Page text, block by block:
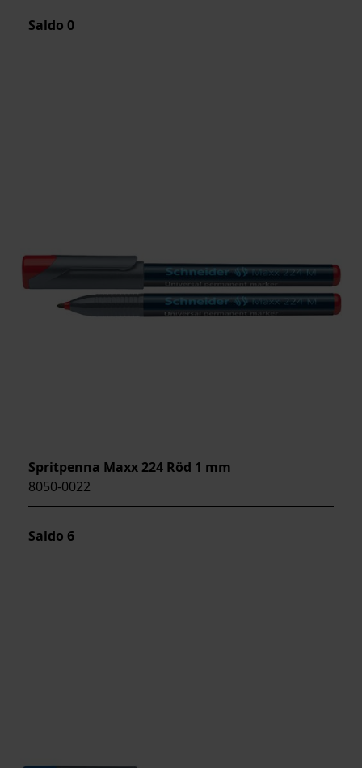
Saldo 0
Spritpenna Maxx 224 Röd 1 mm
8050-0022
Saldo 6